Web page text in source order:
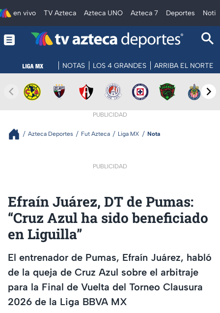
en vivo TV Azteca Azteca UNO Azteca 7 Deportes
NOTAS LOS 4 GRANDES ARRIBA EL NORTE
PUBLICIDAD
Azteca Deportes Fut Azteca Liga MX Nota
PUBLICIDAD
Efraín Juárez, DT de Pumas:
“Cruz Azul ha sido beneficiado
en Liguilla”
El entrenador de Pumas, Efraín Juárez, habló
de la queja de Cruz Azul sobre el arbitraje
para la Final de Vuelta del Torneo Clausura
2026 de la Liga BBVA MX